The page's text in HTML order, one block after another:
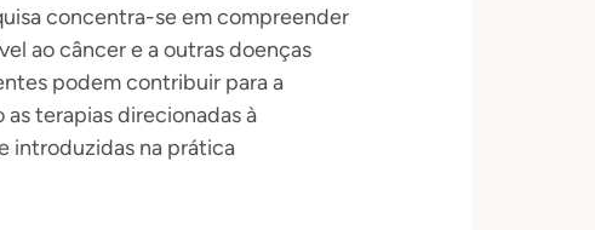
concentra-se em compreender
ao câncer e a outras doenças
podem contribuir para a
terapias direcionadas à
introduzidas na prática